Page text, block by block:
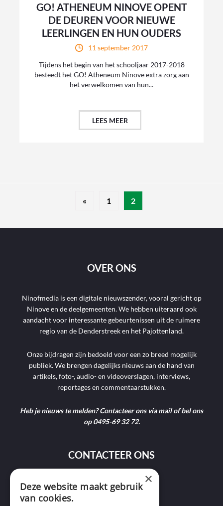
GO! ATHENEUM NINOVE OPENT
DE DEUREN VOOR NIEUWE
LEERLINGEN EN HUN OUDERS
11 september 2017
Tijdens het begin van het schooljaar 2017-2018
besteedt het GO! Atheneum Ninove extra zorg aan
het verwelkomen van hun...
LEES MEER
« 1 2
OVER ONS
Ninofmedia is een digitale nieuwszender, vooral gericht op
Ninove en de deelgemeenten. We hebben uiteraard ook
aandacht voor interessante gebeurtenissen uit de ruimere
regio van de Denderstreek en het Pajottenland.
Onze bijdragen zijn bedoeld voor een zo breed mogelijk
publiek. We brengen dagelijks nieuws aan de hand van
artikels, foto-, audio- en videoverslagen, interviews,
reportages en commentaarstukken.
Heb je nieuws te melden? Contacteer ons via mail of bel ons
op 0495-69 32 72.
CONTACTEER ONS
9400 Ninove ×
Deze website maakt gebruik
van cookies.